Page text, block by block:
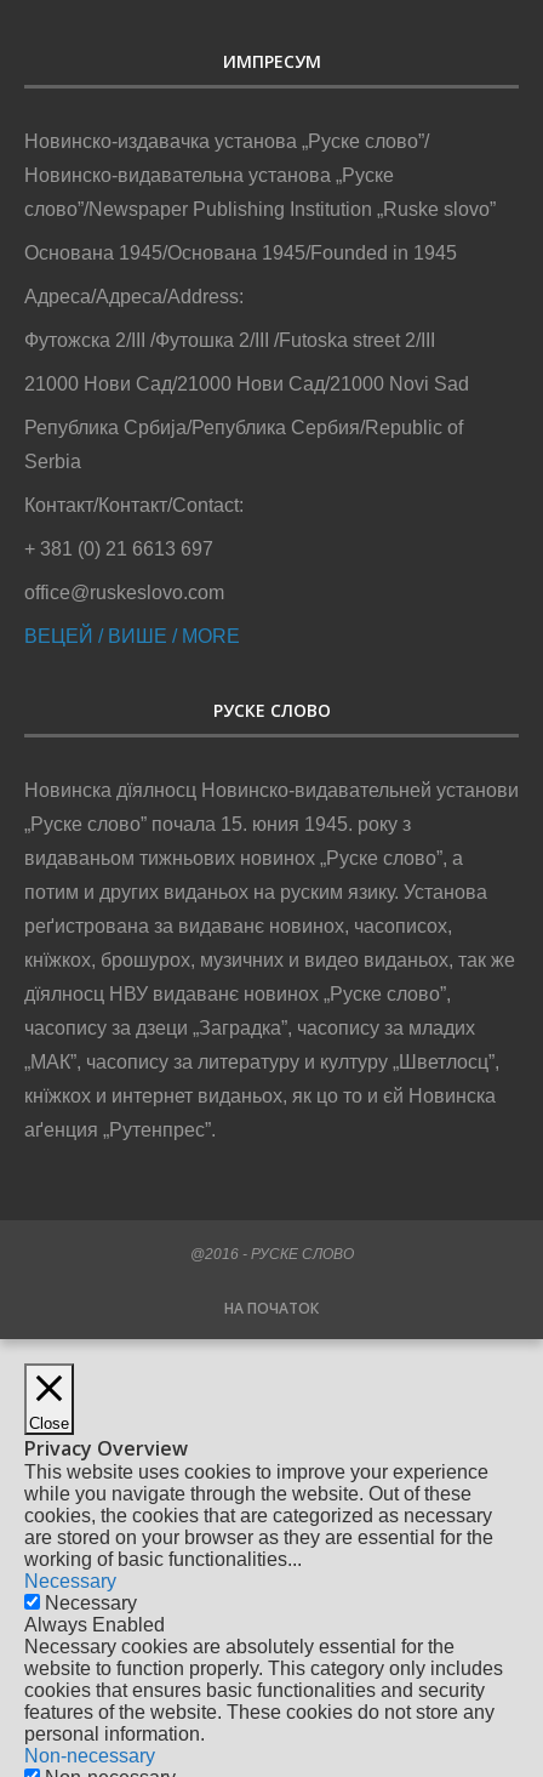
ИМПРЕСУМ
Новинско-издавачка установа „Руске слово”/
Новинско-видавательна установа „Руске
слово”/Newspaper Publishing Institution „Ruske slovo”
Основана 1945/Основана 1945/Founded in 1945
Адреса/Адреса/Address:
Футожска 2/III /Футошка 2/III /Futoska street 2/III
21000 Нови Сад/21000 Нови Сад/21000 Novi Sad
Република Србија/Република Сербия/Republic of
Serbia
Контакт/Контакт/Contact:
+ 381 (0) 21 6613 697
office@ruskeslovo.com
ВЕЦЕЙ / ВИШЕ / MORE
РУСКЕ СЛОВО
Новинска дїялносц Новинско-видавательней установи
„Руске слово” почала 15. юния 1945. року з
видаваньом тижньових новинох „Руске слово”, а
потим и других виданьох на руским язику. Установа
реґистрована за видаванє новинох, часописох,
кнїжкох, брошурох, музичних и видео виданьох, так же
дїялносц НВУ видаванє новинох „Руске слово”,
часопису за дзеци „Заградка”, часопису за младих
„МАК”, часопису за литературу и културу „Шветлосц”,
кнїжкох и интернет виданьох, як цо то и єй Новинска
аґенция „Рутенпрес”.
@2016 - РУСКЕ СЛОВО
НА ПОЧАТОК
Close
Privacy Overview
This website uses cookies to improve your experience
while you navigate through the website. Out of these
cookies, the cookies that are categorized as necessary
are stored on your browser as they are essential for the
working of basic functionalities...
Necessary
Necessary
Always Enabled
Necessary cookies are absolutely essential for the
website to function properly. This category only includes
cookies that ensures basic functionalities and security
features of the website. These cookies do not store any
personal information.
Non-necessary